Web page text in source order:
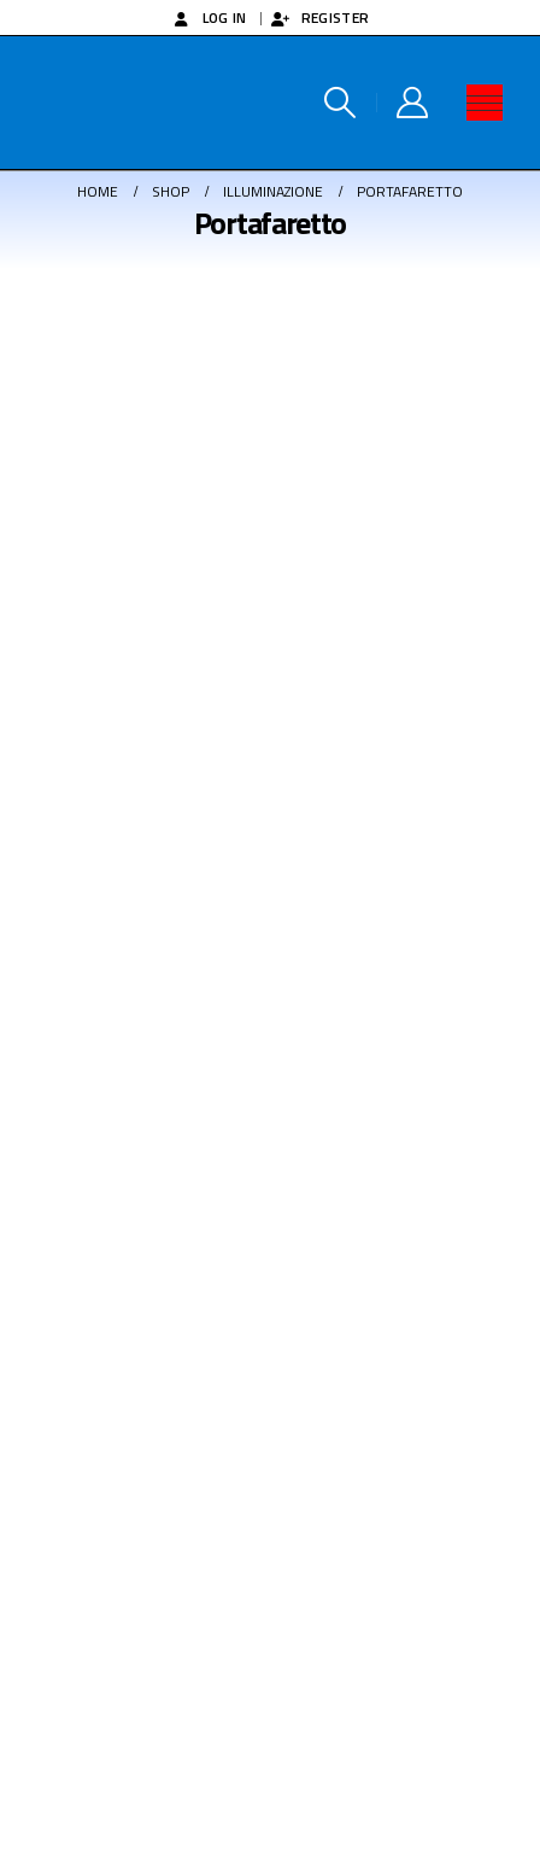
LOG IN REGISTER
HOME SHOP ILLUMINAZIONE PORTAFARETTO
Portafaretto